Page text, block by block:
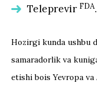
Teleprevir FDA.
Hozirgi kunda ushbu
samaradorlik va
etishi boisYevropa